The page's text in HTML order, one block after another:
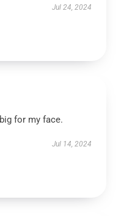
Jul 24, 2024
for my face.
Jul 14, 2024